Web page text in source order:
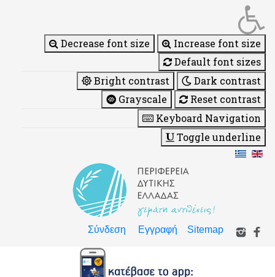
Decrease font size
Increase font size
Default font sizes
Bright contrast
Dark contrast
Grayscale
Reset contrast
Keyboard Navigation
Toggle underline
Σύνδεση Εγγραφή Sitemap